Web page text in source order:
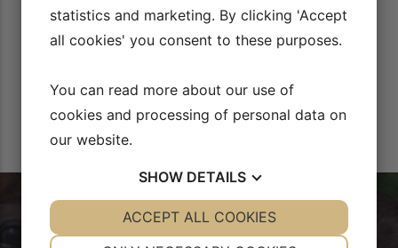
statistics and marketing. By clicking 'Accept
all cookies' you consent to these purposes.
You can read more about our use of
cookies and processing of personal data on
our website.
SHOW DETAILS
YES NO YES NO
ACCEPT ALL COOKIES